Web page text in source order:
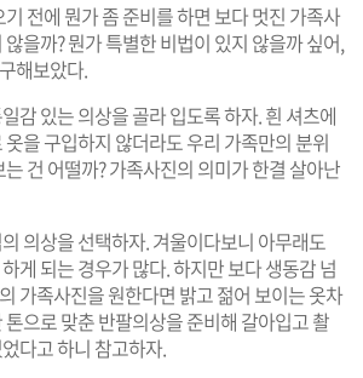
전에 뭔가 좀 준비를 하면 보다 멋진 가족사
을까? 뭔가 특별한 비법이 있지 않을까 싶어,
해보았다.
감 있는 의상을 골라 입도록 하자. 흰 셔츠에
을 구입하지 않더라도 우리 가족만의 분위
건 어떨까? 가족사진의 의미가 한결 살아난
의상을 선택하자. 겨울이다보니 아무래도
게 되는 경우가 많다. 하지만 보다 생동감 넘
가족사진을 원한다면 밝고 젊어 보이는 옷차
으로 맞춘 반팔의상을 준비해 갈아입고 촬
다고 하니 참고하자.